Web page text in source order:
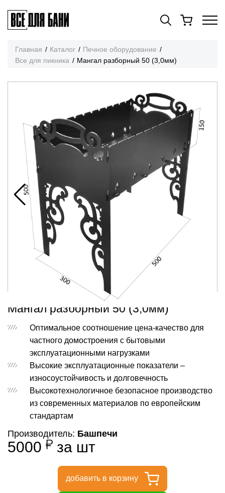
Главная Каталог
Печное оборудование
Все для пикника
Мангал разборный 50 (3,0мм)
Мангал разборный 50 (3,0мм)
Оптимальное соотношение цена-качество для
частного домостроения с бытовыми
эксплуатационными нагрузками
Высокие эксплуатационные показатели –
износоустойчивость и долговечность
Высокотехнологичное безопасное производство
из современных материалов по европейским
стандартам
Производитель: Башпечи
5000 за шт
добавить в корзину